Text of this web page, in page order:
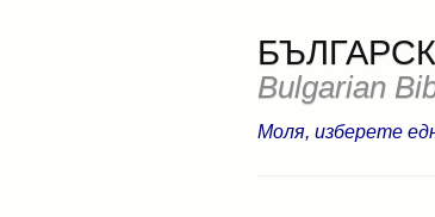
Bulgarian
Моля, изберете